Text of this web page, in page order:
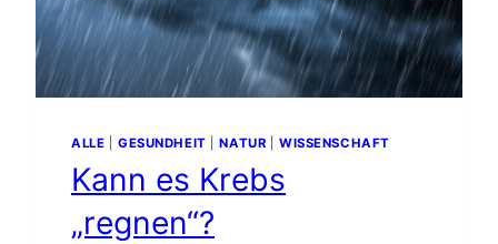
ALLE GESUNDHEIT |NATUR WISSENSCHAFT
Kann es Krebs
„regnen“?